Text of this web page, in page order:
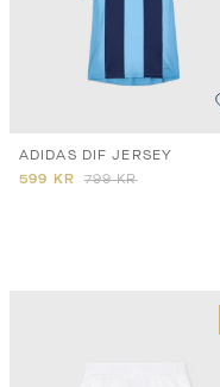
ADIDAS DIF JERSEY
599 KR 799 KR